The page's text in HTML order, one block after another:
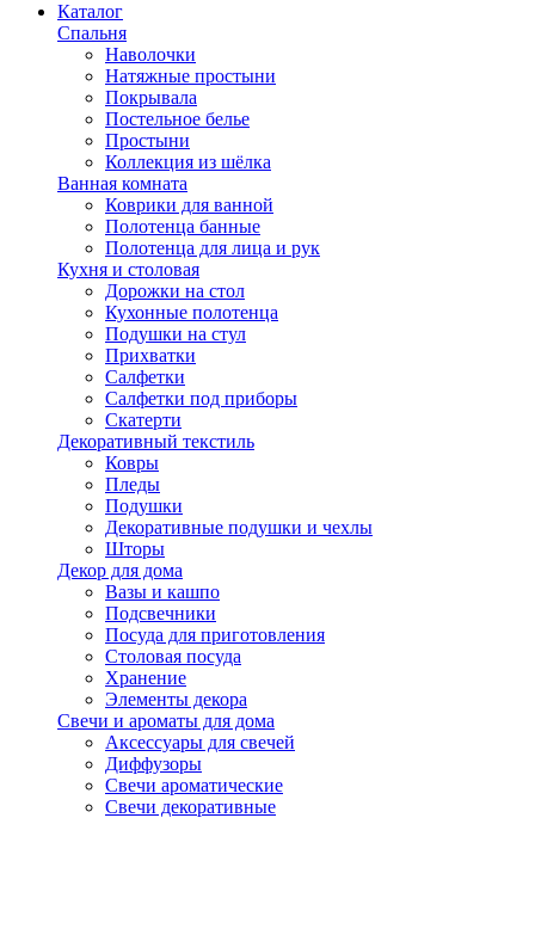
Каталог
Спальня
Наволочки
Натяжные простыни
Покрывала
Постельное белье
Простыни
Коллекция из шёлка
Ванная комната
Коврики для ванной
Полотенца банные
Полотенца для лица и рук
Кухня и столовая
Дорожки на стол
Кухонные полотенца
Подушки на стул
Прихватки
Салфетки
Салфетки под приборы
Скатерти
Декоративный текстиль
Ковры
Пледы
Подушки
Декоративные подушки и чехлы
Шторы
Декор для дома
Вазы и кашпо
Подсвечники
Посуда для приготовления
Столовая посуда
Хранение
Элементы декора
Свечи и ароматы для дома
Аксессуары для свечей
Диффузоры
Свечи ароматические
Свечи декоративные